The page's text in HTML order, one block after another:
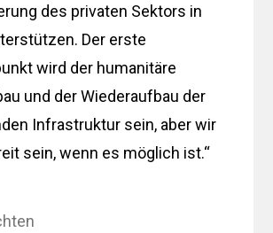
des privaten Sektors in
Der erste
wird der humanitäre
und der Wiederaufbau der
Infrastruktur sein, aber wir
sein, wenn es möglich ist.“